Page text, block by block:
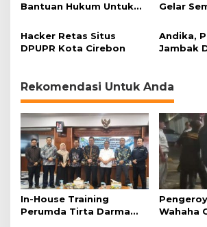
Bantuan Hukum Untuk
Gelar
Politik
Pilkada
Hacker Retas Situs
DPUPR Kota Cirebon
Andika,
Jambak
Rekomendasi Untuk Anda
In-House Training
Perumda Tirta Darma
Wahaha